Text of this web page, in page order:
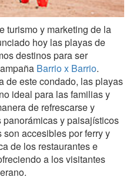
turismo y marketing de la
hoy las playas de
destinos para ser
Barrio x Barrio.
de este condado, las playas
ideal para las familias y
de refrescarse y
y paisajísticos
accesibles por ferry y
de los restaurantes e
a los visitantes